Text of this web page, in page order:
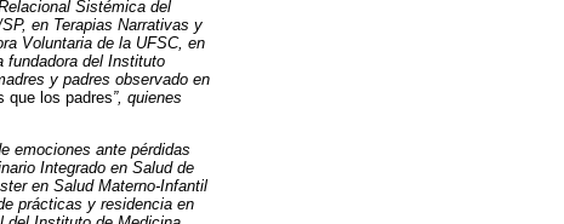
Sistémica del
en Terapias Narrativas y
Voluntaria de la UFSC, en
fundadora del Instituto
y padres observado en
que los padres”, quienes
emociones ante pérdidas
Integrado en Salud de
en Salud Materno-Infantil
prácticas y residencia en